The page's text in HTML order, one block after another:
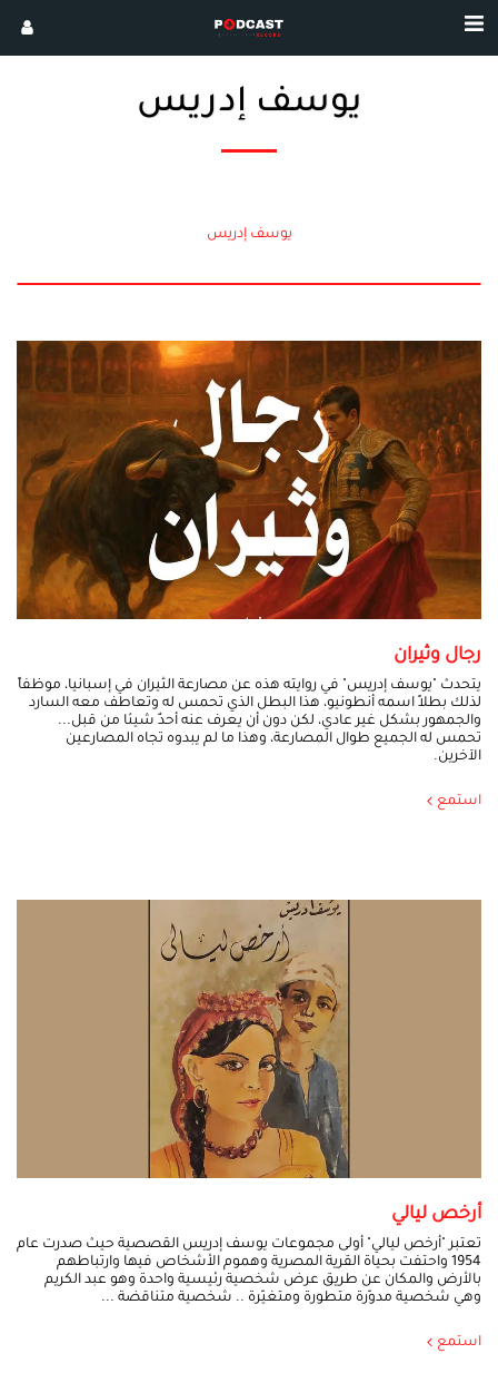
يوسف إدريس
يوسف إدريس
رجال وثيران
يتحدث "يوسف إدريس" في روايته هذه عن مصارعة الثيران في إسبانيا، موظفاً
لذلك بطلاً اسمه أنطونيو، هذا البطل الذي تحمس له وتعاطف معه السارد
والجمهور بشكل غير عادي، لكن دون أن يعرف عنه أحدٌ شيئا من قبل...
تحمس له الجميع طوال المصارعة، وهذا ما لم يبدوه تجاه المصارعين
الآخرين.
استمع
أرخص ليالي
تعتبر "أرخص ليالي" أولى مجموعات يوسف إدريس القصصية حيث صدرت عام
1954 واحتفت بحياة القرية المصرية وهموم الأشخاص فيها وارتباطهم
بالأرض والمكان عن طريق عرض شخصية رئيسية واحدة وهو عبد الكريم
وهي شخصية مدوّرة متطورة ومتغيّرة .. شخصية متناقضة ...
استمع